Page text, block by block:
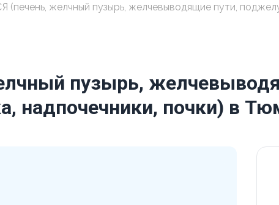
(печень, желчный пузырь, желчевыводящие пути,
пузырь,
надпочечники, почки) в